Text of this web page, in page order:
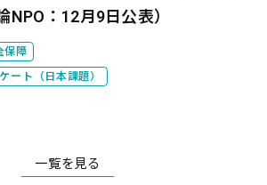
NPO：12月9日公表）
保障
ート（日本課題）
一覧を見る